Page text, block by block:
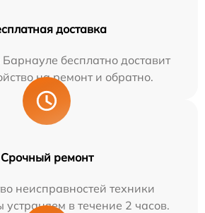
доставка
бесплатно доставит
на ремонт и обратно.
Срочный ремонт
неисправностей техники
в течение 2 часов.